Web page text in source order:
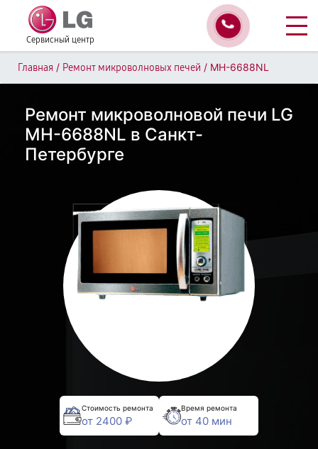
Сервисный центр
Главная / Ремонт микроволновых печей / MH-6688NL
Ремонт микроволновой печи LG
MH-6688NL в Санкт-
Петербурге
Стоимость ремонта
от 2400 ₽
Время ремонта
от 40 мин